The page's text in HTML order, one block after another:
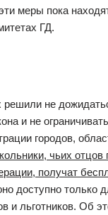
меры пока
ГД.
не
и не
городов,
чьих отцов
получат
доступно только
и льготников. Об